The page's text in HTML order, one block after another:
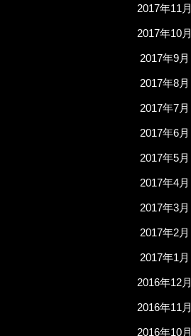
2017年11月
2017年10月
2017年9月
2017年8月
2017年7月
2017年6月
2017年5月
2017年4月
2017年3月
2017年2月
2017年1月
2016年12月
2016年11月
2016年10月